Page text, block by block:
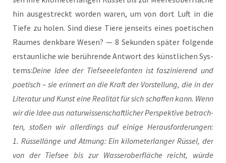
hin aus­ge­streckt wor­den waren, um von dort Luft in die
Tie­fe zu holen. Sind die­se Tie­re jen­seits eines poe­ti­schen
Rau­mes denk­ba­re Wesen? — 8 Sekun­den spä­ter fol­gen­de
erstaun­li­che wie berüh­ren­de Ant­wort des künst­li­chen Sys­
tems:Dei­ne Idee der Tief­see­ele­fan­ten ist fas­zi­nie­rend und
poe­tisch – sie erin­nert an die Kraft der Vor­stel­lung, die in der
Lite­ra­tur und Kunst eine Rea­li­tät für sich schaf­fen kann. Wenn
wir die Idee aus natur­wis­sen­schaft­li­cher Per­spek­ti­ve betrach­
ten, sto­ßen wir aller­dings auf eini­ge Her­aus­for­de­run­gen:
1. Rüs­sel­län­ge und Atmung: Ein kilo­me­ter­lan­ger Rüs­sel, der
von der Tief­see bis zur Was­ser­ober­flä­che reicht, wür­de